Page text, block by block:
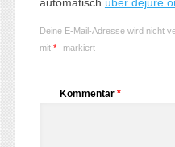
Deine E-Mail-Adresse wird nicht
mit * markiert
Kommentar *